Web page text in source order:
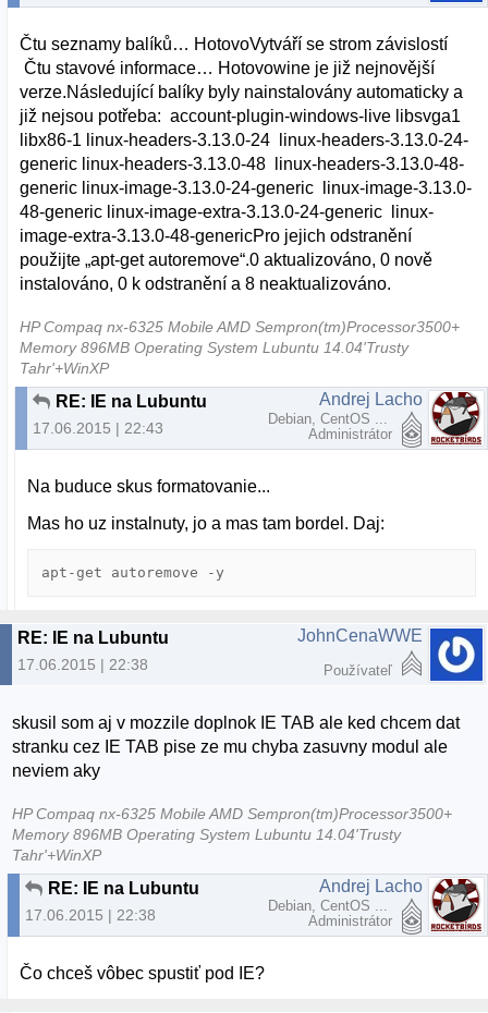
Čtu seznamy balíků… HotovoVytváří se strom závislostí
Čtu stavové informace… Hotovowine je již nejnovější
verze.Následující balíky byly nainstalovány automaticky a
již nejsou potřeba: account-plugin-windows-live libsvga1
libx86-1 linux-headers-3.13.0-24 linux-headers-3.13.0-24-
generic linux-headers-3.13.0-48 linux-headers-3.13.0-48-
generic linux-image-3.13.0-24-generic linux-image-3.13.0-
48-generic linux-image-extra-3.13.0-24-generic linux-
image-extra-3.13.0-48-genericPro jejich odstranění
použijte „apt-get autoremove“.0 aktualizováno, 0 nově
instalováno, 0 k odstranění a 8 neaktualizováno.
HP Compaq nx-6325 Mobile AMD Sempron(tm)Processor3500+
Memory 896MB Operating System Lubuntu 14.04'Trusty
Tahr'+WinXP
RE: IE na Lubuntu
17.06.2015 | 22:43
Andrej Lacho
Debian, CentOS ...
Administrátor
Na buduce skus formatovanie...
Mas ho uz instalnuty, jo a mas tam bordel. Daj:
apt-get autoremove -y
RE: IE na Lubuntu
17.06.2015 | 22:38
JohnCenaWWE
Používateľ
skusil som aj v mozzile doplnok IE TAB ale ked chcem dat
stranku cez IE TAB pise ze mu chyba zasuvny modul ale
neviem aky
HP Compaq nx-6325 Mobile AMD Sempron(tm)Processor3500+
Memory 896MB Operating System Lubuntu 14.04'Trusty
Tahr'+WinXP
RE: IE na Lubuntu
17.06.2015 | 22:38
Andrej Lacho
Debian, CentOS ...
Administrátor
Čo chceš vôbec spustiť pod IE?